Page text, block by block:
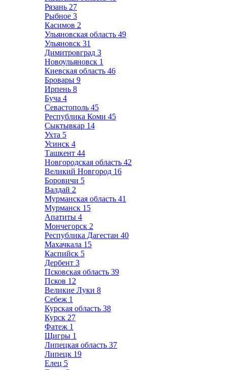
Рязань 27
Рыбное 3
Касимов 2
Ульяновская область 49
Ульяновск 31
Димитровград 3
Новоульяновск 1
Киевская область 46
Бровары 9
Ирпень 8
Буча 4
Севастополь 45
Республика Коми 45
Сыктывкар 14
Ухта 5
Усинск 4
Ташкент 44
Новгородская область 42
Великий Новгород 16
Боровичи 5
Валдай 2
Мурманская область 41
Мурманск 15
Апатиты 4
Мончегорск 2
Республика Дагестан 40
Махачкала 15
Каспийск 5
Дербент 3
Псковская область 39
Псков 12
Великие Луки 8
Себеж 1
Курская область 38
Курск 27
Фатеж 1
Щигры 1
Липецкая область 37
Липецк 19
Елец 5